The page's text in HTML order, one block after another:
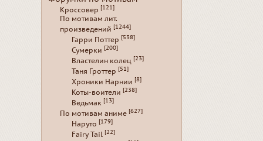
Кроссовер [121]
По мотивам лит.
произведений [1244]
Гарри Поттер [538]
Сумерки [200]
Властелин колец [23]
Таня Гроттер [51]
Хроники Нарнии [8]
Коты-воители [238]
Ведьмак [13]
По мотивам аниме [627]
Наруто [179]
Fairy Tail [22]